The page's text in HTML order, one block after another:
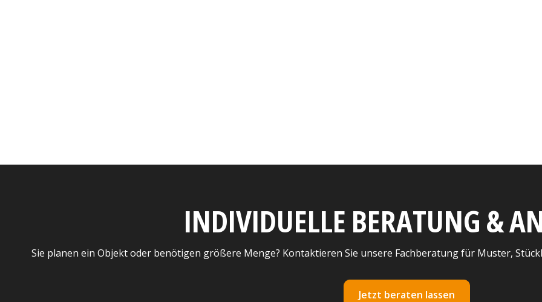
INDIVIDUELLE BERATUNG &
Sie planen ein Objekt oder benötigen größere Menge? Kontaktieren Sie unsere Fachberatung für Muster,
Jetzt beraten lassen